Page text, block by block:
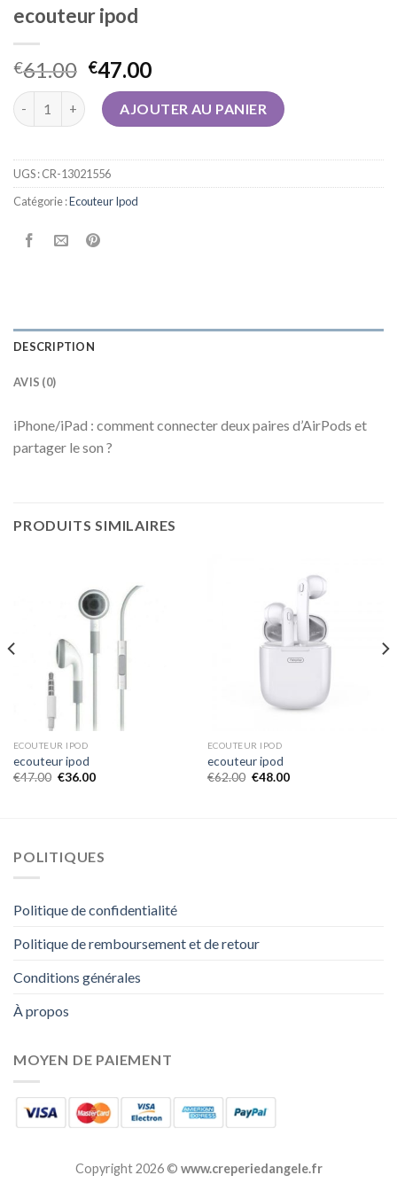
ecouteur ipod
€61.00 €47.00
quantité de ecouteur ipodAJOUTER AU PANIER
UGS :CR-13021556
Catégorie :Ecouteur Ipod
DESCRIPTION
AVIS (0)
iPhone/iPad : comment connecter deux paires d’AirPods et
partager le son ?
PRODUITS SIMILAIRES
ECOUTEUR IPOD
ecouteur ipod
€47.00 €36.00
ECOUTEUR IPOD
ecouteur ipod
€62.00 €48.00
POLITIQUES
Politique de confidentialité
Politique de remboursement et de retour
Conditions générales
À propos
MOYEN DE PAIEMENT
Copyright 2026 © www.creperiedangele.fr